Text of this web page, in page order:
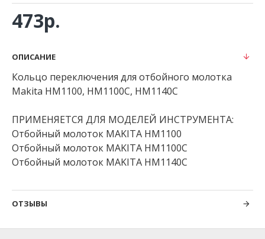
473р.
ОПИСАНИЕ
Кольцо переключения для отбойного молотка
Makita HM1100, HM1100C, HM1140C
ПРИМЕНЯЕТСЯ ДЛЯ МОДЕЛЕЙ ИНСТРУМЕНТА:
Отбойный молоток MAKITA HM1100
Отбойный молоток MAKITA HM1100C
Отбойный молоток MAKITA HM1140C
ОТЗЫВЫ